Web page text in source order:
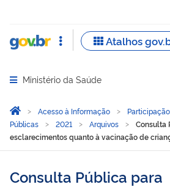
Abrir menu principal de navegação
Ministério da Saúde
Você está aqui:
Página Inicial
Acesso à Informação
Públicas
2021 Arquivos
Consulta
esclarecimentos quanto à vacinação de
Consulta Pública para